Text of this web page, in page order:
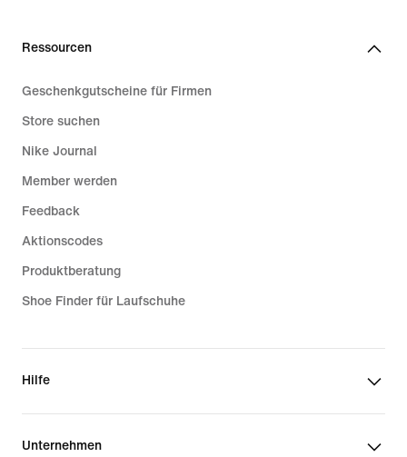
Ressourcen
Geschenkgutscheine für Firmen
Store suchen
Nike Journal
Member werden
Feedback
Aktionscodes
Produktberatung
Shoe Finder für Laufschuhe
Hilfe
Unternehmen